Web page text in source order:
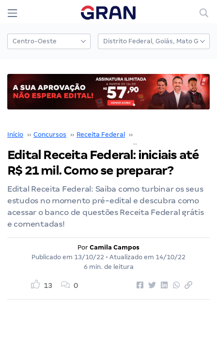
Início ›› Concursos ›› Receita Federal ››
Edital Receita Federal: iniciais até
R$ 21 mil. Como se preparar?
Edital Receita Federal: Saiba como turbinar os seus
estudos no momento pré-edital e descubra como
acessar o banco de questões Receita Federal grátis
e comentadas!
Por Camila Campos
Publicado em 13/10/22 • Atualizado em 14/10/22
6 min. de leitura
13 0